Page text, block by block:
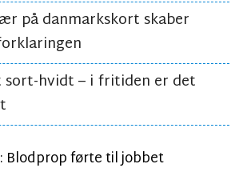
på danmarkskort skaber
sort-hvidt – i fritiden er det